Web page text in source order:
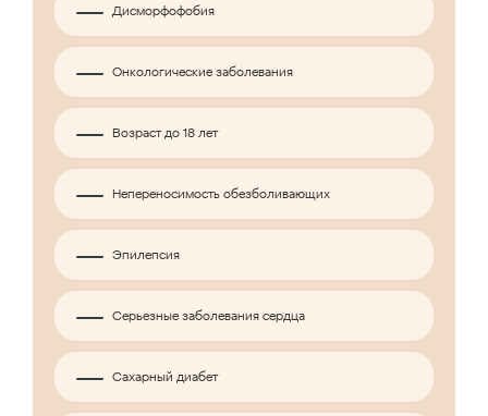
Дисморфофобия
Онкологические заболевания
Возраст до 18 лет
Непереносимость обезболивающих
Эпилепсия
Серьезные заболевания сердца
Сахарный диабет